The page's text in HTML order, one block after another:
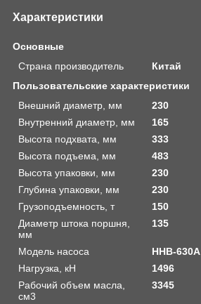
Характеристики
Основные
Страна производитель
Китай
Пользовательские характеристики
Внешний диаметр, мм
230
Внутренний диаметр, мм
165
Высота подхвата, мм
333
Высота подъема, мм
483
Высота упаковки, мм
230
Глубина упаковки, мм
230
Грузоподъемность, т
150
Диаметр штока поршня,
мм
135
Модель насоса
HHB-630A
Нагрузка, кН
1496
Рабочий объем масла,
см3
3345